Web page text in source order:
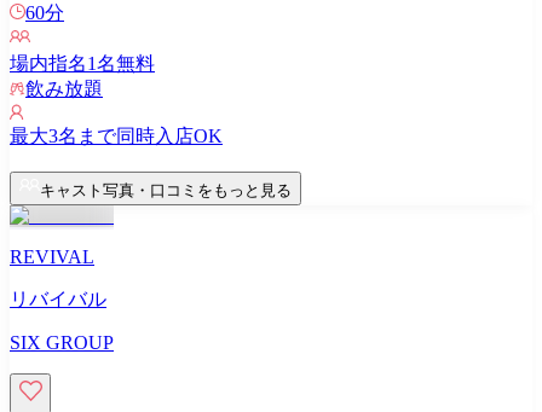
60分
場内指名1名無料
飲み放題
最大3名まで同時入店OK
キャスト写真・口コミをもっと見る
REVIVAL
リバイバル
SIX GROUP